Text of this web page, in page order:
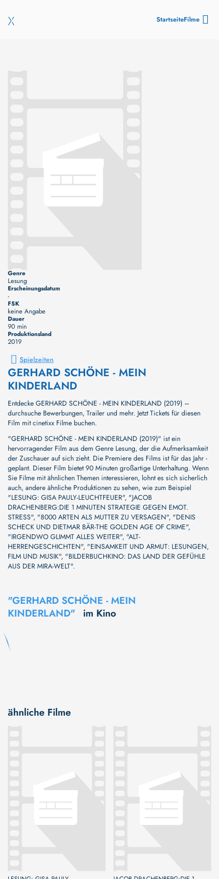
StartseiteFilme
Genre
Lesung
Erscheinungsdatum
-
FSK
keine Angabe
Dauer
90 min
Produktionsland
2019
Spielzeiten
GERHARD SCHÖNE - MEIN
KINDERLAND
Entdecke GERHARD SCHÖNE - MEIN KINDERLAND (2019) –
durchsuche Bewerbungen, Trailer und mehr. Jetzt Tickets für diesen
Film mit cinetixx Filme buchen.
"GERHARD SCHÖNE - MEIN KINDERLAND (2019)" ist ein
hervorragender Film aus dem Genre Lesung, der die Aufmerksamkeit
der Zuschauer auf sich zieht. Die Premiere des Films ist für das Jahr -
geplant. Dieser Film bietet 90 Minuten großartige Unterhaltung. Wenn
Sie Filme mit ähnlichen Themen interessieren, lohnt es sich sicherlich
auch, andere ähnliche Produktionen zu sehen, wie zum Beispiel
"LESUNG: GISA PAULY-LEUCHTFEUER", "JACOB
DRACHENBERG:DIE 1 MINUTEN STRATEGIE GEGEN EMOT.
STRESS", "8000 ARTEN ALS MUTTER ZU VERSAGEN", "DENIS
SCHECK UND DIETMAR BÄR-THE GOLDEN AGE OF CRIME",
"IRGENDWO GLIMMT ALLES WEITER", "ALT-
HERRENGESCHICHTEN", "EINSAMKEIT UND ARMUT: LESUNGEN,
FILM UND MUSIK", "BILDERBUCHKINO: DAS LAND DER GEFÜHLE
AUS DER MIRA-WELT".
"GERHARD SCHÖNE - MEIN
KINDERLAND"
im Kino
ähnliche Filme